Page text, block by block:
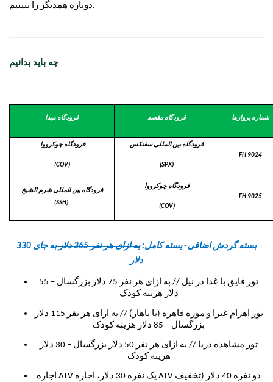
دوباره همدیگر را ببینیم.
چه باید بدانیم
فرودگاه مبدا فرودگاه مقصد شماره پروازها
فرودگاه چوکرووا
(COV)
فرودگاه بین المللی سفنکس
(SPX)
FH 9024
فرودگاه بین المللی شرم الشیخ
(SSH)
فرودگاه چوکرووا
(COV)
FH 9025
بسته گردش اضافی- بسته کامل:به ازای هر نفر 365 دلار
به جای 330
دلار
تور قایق با غذا در نیل // به ازای هر نفر 75 دلار بزرگسال – 55
دلار هزینه کودک
تور اهرام غیزا و موزه قاهره (با ناهار) // به ازای هر نفر 115 دلار
بزرگسال – 85 دلار هزینه کودک
تور مشاهده دریا // به ازای هر نفر 50 دلار بزرگسال – 30 دلار
هزینه کودک
اجاره ATV یک نفره 30 دلار، اجاره ATV دو نفره 40 دلار (تخفیف